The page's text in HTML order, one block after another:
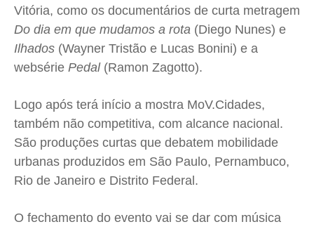
Vitória, como os documentários de curta metragem
Do dia em que mudamos a rota (Diego Nunes) e
Ilhados (Wayner Tristão e Lucas Bonini) e a
websérie Pedal (Ramon Zagotto).
Logo após terá início a mostra MoV.Cidades,
também não competitiva, com alcance nacional.
São produções curtas que debatem mobilidade
urbanas produzidos em São Paulo, Pernambuco,
Rio de Janeiro e Distrito Federal.
O fechamento do evento vai se dar com música